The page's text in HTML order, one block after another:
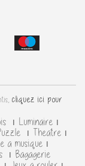
cliquez ici pour
Luminaire
Theatre
a musique
Bagagerie